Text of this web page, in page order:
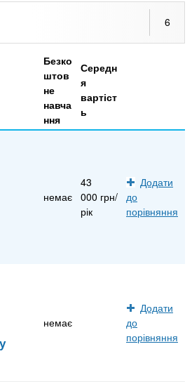
курси
кордоном
6
Безко
штов
не
навча
ння
Середн
я
вартіст
ь
немає
43
000 грн/
рік
Додати
до
порівняння
немає
Додати
до
порівняння